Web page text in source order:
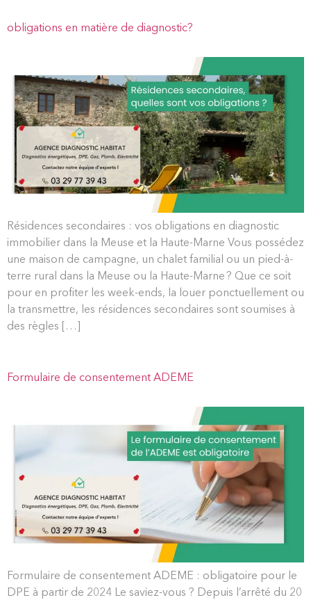
obligations en matière de diagnostic?
Résidences secondaires : vos obligations en diagnostic
immobilier dans la Meuse et la Haute-Marne Vous possédez
une maison de campagne, un chalet familial ou un pied-à-
terre rural dans la Meuse ou la Haute-Marne ? Que ce soit
pour en profiter les week-ends, la louer ponctuellement ou
la transmettre, les résidences secondaires sont soumises à
des règles […]
Formulaire de consentement ADEME
Formulaire de consentement ADEME : obligatoire pour le
DPE à partir de 2024 Le saviez-vous ? Depuis l’arrêté du 20